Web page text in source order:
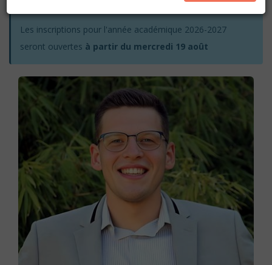
Les inscriptions pour l'année académique 2026-2027
seront ouvertes à partir du mercredi 19 août